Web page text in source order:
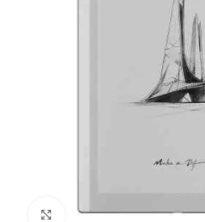
Noklikšķiniet, lai palielinātu